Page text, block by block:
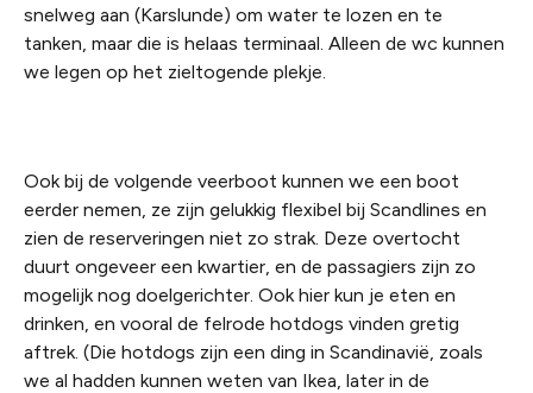
snelweg aan (Karslunde) om water te lozen en te
tanken, maar die is helaas terminaal. Alleen de wc kunnen
we legen op het zieltogende plekje.
Ook bij de volgende veerboot kunnen we een boot
eerder nemen, ze zijn gelukkig flexibel bij Scandlines en
zien de reserveringen niet zo strak. Deze overtocht
duurt ongeveer een kwartier, en de passagiers zijn zo
mogelijk nog doelgerichter. Ook hier kun je eten en
drinken, en vooral de felrode hotdogs vinden gretig
aftrek. (Die hotdogs zijn een ding in Scandinavië, zoals
we al hadden kunnen weten van Ikea, later in de